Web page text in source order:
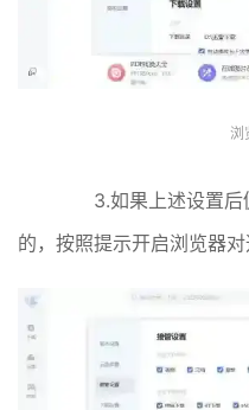
浏
3.如果上述设置后
的，按照提示开启浏览器